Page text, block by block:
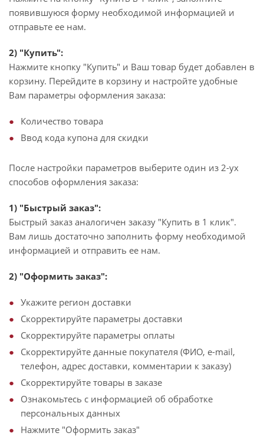
появившуюся форму необходимой информацией и
отправьте ее нам.
2) "Купить":
Нажмите кнопку "Купить" и Ваш товар будет добавлен в
корзину. Перейдите в корзину и настройте удобные
Вам параметры оформления заказа:
Количество товара
Ввод кода купона для скидки
После настройки параметров выберите один из 2-ух
способов оформления заказа:
1) "Быстрый заказ":
Быстрый заказ аналогичен заказу "Купить в 1 клик".
Вам лишь достаточно заполнить форму необходимой
информацией и отправить ее нам.
2) "Оформить заказ":
Укажите регион доставки
Скорректируйте параметры доставки
Скорректируйте параметры оплаты
Скорректируйте данные покупателя (ФИО, e-mail,
телефон, адрес доставки, комментарии к заказу)
Скорректируйте товары в заказе
Ознакомьтесь с информацией об обработке
персональных данных
Нажмите "Оформить заказ"